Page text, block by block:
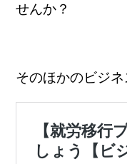
せんか？
そのほかのビジ